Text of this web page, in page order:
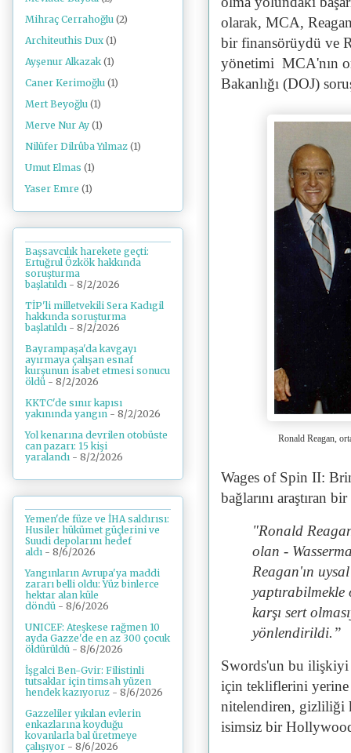
olarak, MCA,
bir finansörüydü ve
yönetimi MCA'nın
Bakanlığı (DOJ)
Ronald Reagan,
Wages of Spin II:
bağlarını araştıran
"Ronald
olan -
Reagan'ın
karşı sert
yönlendirildi.”
Swords'un bu ilişkiyi
için tekliflerini
nitelendiren, gizliliği
isimsiz bir
Mihraç Cerrahoğlu (2)
Architeuthis Dux (1)
Ayşenur Alkazak (1)
Caner Kerimoğlu (1)
Mert Beyoğlu (1)
Merve Nur Ay (1)
Nilüfer Dilrûba Yılmaz (1)
Umut Elmas (1)
Yaser Emre (1)
Başsavcılık harekete geçti:
Ertuğrul Özkök hakkında
soruşturma
başlatıldı - 8/2/2026
TİP'li milletvekili Sera Kadıgil
hakkında soruşturma
başlatıldı - 8/2/2026
Bayrampaşa'da kavgayı
ayırmaya çalışan esnaf
kurşunun isabet etmesi sonucu
öldü - 8/2/2026
KKTC'de sınır kapısı
yakınında yangın - 8/2/2026
Yol kenarına devrilen otobüste
can pazarı: 15 kişi
yaralandı - 8/2/2026
Yemen'de füze ve İHA saldırısı:
Husiler hükümet güçlerini ve
Suudi depolarını hedef
aldı - 8/6/2026
Yangınların Avrupa'ya maddi
zararı belli oldu: Yüz binlerce
hektar alan küle
döndü - 8/6/2026
UNICEF: Ateşkese rağmen 10
ayda Gazze'de en az 300 çocuk
öldürüldü - 8/6/2026
İşgalci Ben-Gvir: Filistinli
tutsaklar için timsah yüzen
hendek kazıyoruz - 8/6/2026
Gazzeliler yıkılan evlerin
enkazlarına koyduğu
kovanlarla bal üretmeye
çalışıyor - 8/6/2026